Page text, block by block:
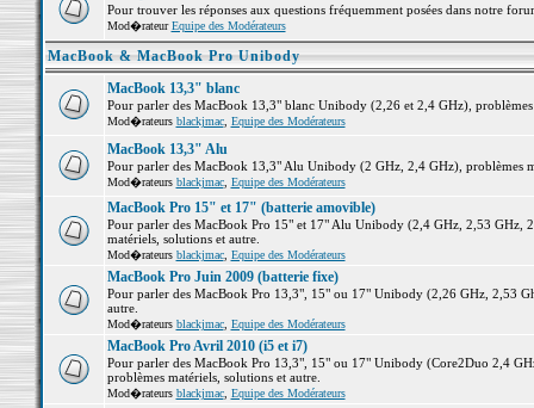
Pour trouver les réponses aux questions fréquemment posées dans notre
Mod�rateurEquipe des Modérateurs
MacBook & MacBook Pro Unibody
MacBook 13,3" blanc
Pour parler des MacBook 13,3" blanc Unibody (2,26 et 2,4 GHz),
Mod�rateurs blackjmac, Equipe des Modérateurs
MacBook 13,3" Alu
Pour parler des MacBook 13,3" Alu Unibody (2 GHz, 2,4 GHz), problèmes
Mod�rateurs blackjmac, Equipe des Modérateurs
MacBook Pro 15" et 17" (batterie amovible)
Pour parler des MacBook Pro 15" et 17" Alu Unibody (2,4 GHz, 2,53 GHz,
matériels, solutions et autre.
Mod�rateurs blackjmac, Equipe des Modérateurs
MacBook Pro Juin 2009 (batterie fixe)
Pour parler des MacBook Pro 13,3", 15" ou 17" Unibody (2,26 GHz, 2,53
autre.
Mod�rateurs blackjmac, Equipe des Modérateurs
MacBook Pro Avril 2010 (i5 et i7)
Pour parler des MacBook Pro 13,3", 15" ou 17" Unibody (Core2Duo 2,4
problèmes matériels, solutions et autre.
Mod�rateurs blackjmac, Equipe des Modérateurs